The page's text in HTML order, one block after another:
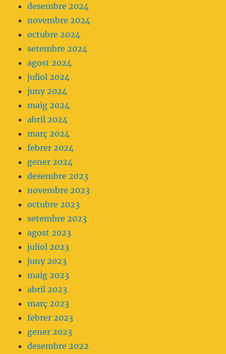
desembre 2024
novembre 2024
octubre 2024
setembre 2024
agost 2024
juliol 2024
juny 2024
maig 2024
abril 2024
març 2024
febrer 2024
gener 2024
desembre 2023
novembre 2023
octubre 2023
setembre 2023
agost 2023
juliol 2023
juny 2023
maig 2023
abril 2023
març 2023
febrer 2023
gener 2023
desembre 2022